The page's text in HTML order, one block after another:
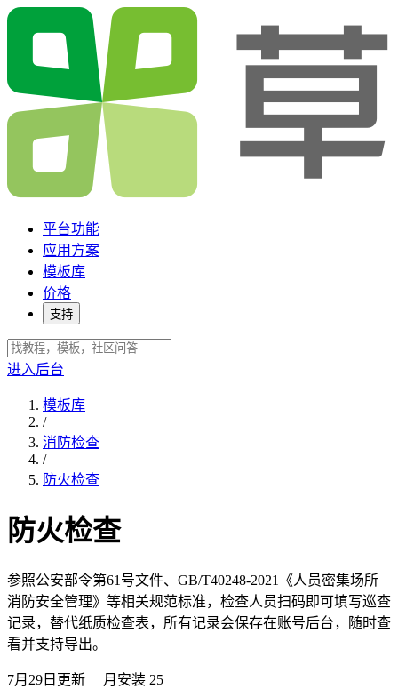
平台功能
应用方案
模板库
价格
支持
进入后台
模板库
/
消防检查
/
防火检查
防火检查
参照公安部令第61号文件、GB/T40248-2021《人员密集场所
消防安全管理》等相关规范标准，检查人员扫码即可填写巡查
记录，替代纸质检查表，所有记录会保存在账号后台，随时查
看并支持导出。
7月29日 更新 月安装 25